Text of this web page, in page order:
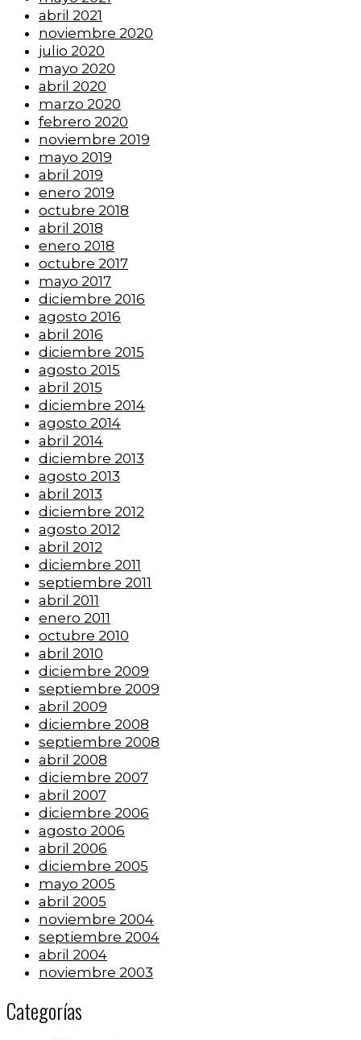
abril 2021
noviembre 2020
julio 2020
mayo 2020
abril 2020
marzo 2020
febrero 2020
noviembre 2019
mayo 2019
abril 2019
enero 2019
octubre 2018
abril 2018
enero 2018
octubre 2017
mayo 2017
diciembre 2016
agosto 2016
abril 2016
diciembre 2015
agosto 2015
abril 2015
diciembre 2014
agosto 2014
abril 2014
diciembre 2013
agosto 2013
abril 2013
diciembre 2012
agosto 2012
abril 2012
diciembre 2011
septiembre 2011
abril 2011
enero 2011
octubre 2010
abril 2010
diciembre 2009
septiembre 2009
abril 2009
diciembre 2008
septiembre 2008
abril 2008
diciembre 2007
abril 2007
diciembre 2006
agosto 2006
abril 2006
diciembre 2005
mayo 2005
abril 2005
noviembre 2004
septiembre 2004
abril 2004
noviembre 2003
Categorías